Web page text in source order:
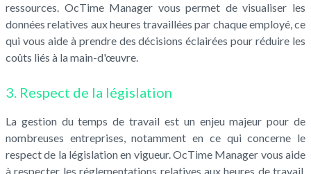
ressources. OcTime Manager vous permet de visualiser les
données relatives aux heures travaillées par chaque employé, ce
qui vous aide à prendre des décisions éclairées pour réduire les
coûts liés à la main-d'œuvre.
3. Respect de la législation
La gestion du temps de travail est un enjeu majeur pour de
nombreuses entreprises, notamment en ce qui concerne le
respect de la législation en vigueur. OcTime Manager vous aide
à respecter les réglementations relatives aux heures de travail,